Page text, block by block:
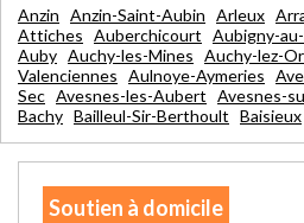
Anzin Anzin-Saint-Aubin Arleux
Attiches Auberchicourt Aubigny-
Auby Auchy-les-Mines Auchy-lez-
Valenciennes Aulnoye-Aymeries
Sec Avesnes-les-Aubert Avesnes-
Bachy Bailleul-Sir-Berthoult Baisieux
Soutien à domicile